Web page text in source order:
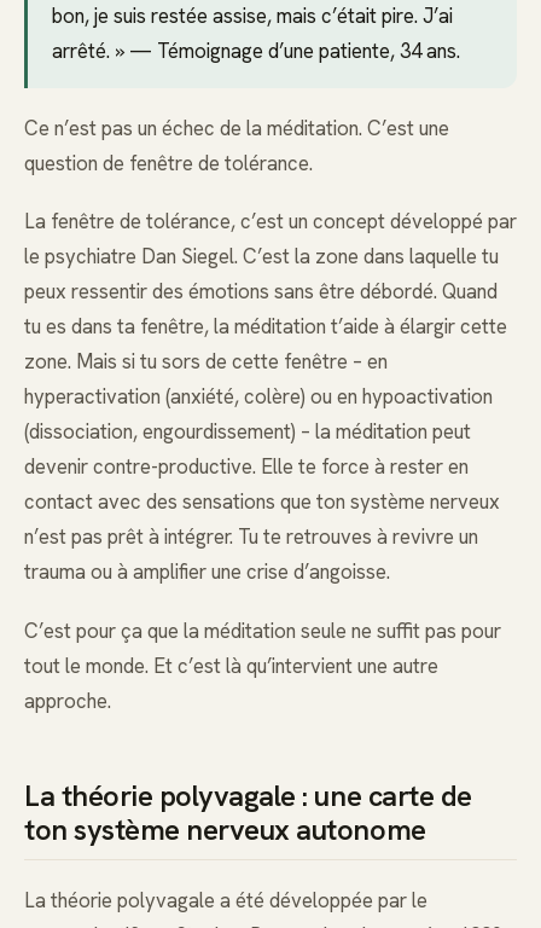
bon, je suis restée assise, mais c’était pire. J’ai
arrêté. » — Témoignage d’une patiente, 34 ans.
Ce n’est pas un échec de la méditation. C’est une
question de fenêtre de tolérance.
La fenêtre de tolérance, c’est un concept développé par
le psychiatre Dan Siegel. C’est la zone dans laquelle tu
peux ressentir des émotions sans être débordé. Quand
tu es dans ta fenêtre, la méditation t’aide à élargir cette
zone. Mais si tu sors de cette fenêtre – en
hyperactivation (anxiété, colère) ou en hypoactivation
(dissociation, engourdissement) – la méditation peut
devenir contre-productive. Elle te force à rester en
contact avec des sensations que ton système nerveux
n’est pas prêt à intégrer. Tu te retrouves à revivre un
trauma ou à amplifier une crise d’angoisse.
C’est pour ça que la méditation seule ne suffit pas pour
tout le monde. Et c’est là qu’intervient une autre
approche.
La théorie polyvagale : une carte de
ton système nerveux autonome
La théorie polyvagale a été développée par le